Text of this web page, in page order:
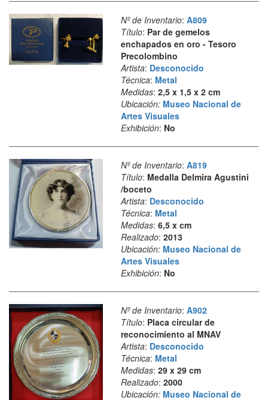
Nº de Inventario: A809
Título: Par de gemelos
enchapados en oro - Tesoro
Precolombino
Artista: Desconocido
Técnica: Metal
Medidas: 2,5 x 1,5 x 2 cm
Ubicación: Museo Nacional de
Artes Visuales
Exhibición: No
Nº de Inventario: A819
Título: Medalla Delmira Agustini
/boceto
Artista: Desconocido
Técnica: Metal
Medidas: 6,5 x cm
Realizado: 2013
Ubicación: Museo Nacional de
Artes Visuales
Exhibición: No
Nº de Inventario: A902
Título: Placa circular de
reconocimiento al MNAV
Artista: Desconocido
Técnica: Metal
Medidas: 29 x 29 cm
Realizado: 2000
Ubicación: Museo Nacional de